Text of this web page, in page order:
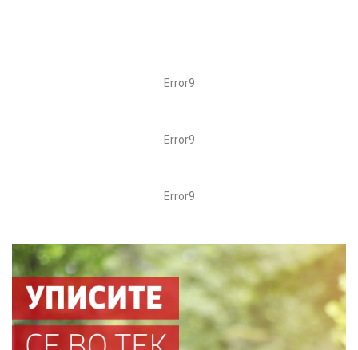
Error9
Error9
Error9